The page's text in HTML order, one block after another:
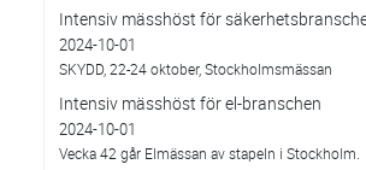
Intensiv mässhöst för
2024-10-01
SKYDD, 22-24 oktober, Stockholmsmässan
Intensiv mässhöst för el-branschen
2024-10-01
Vecka 42 går Elmässan av stapeln i Stockholm.